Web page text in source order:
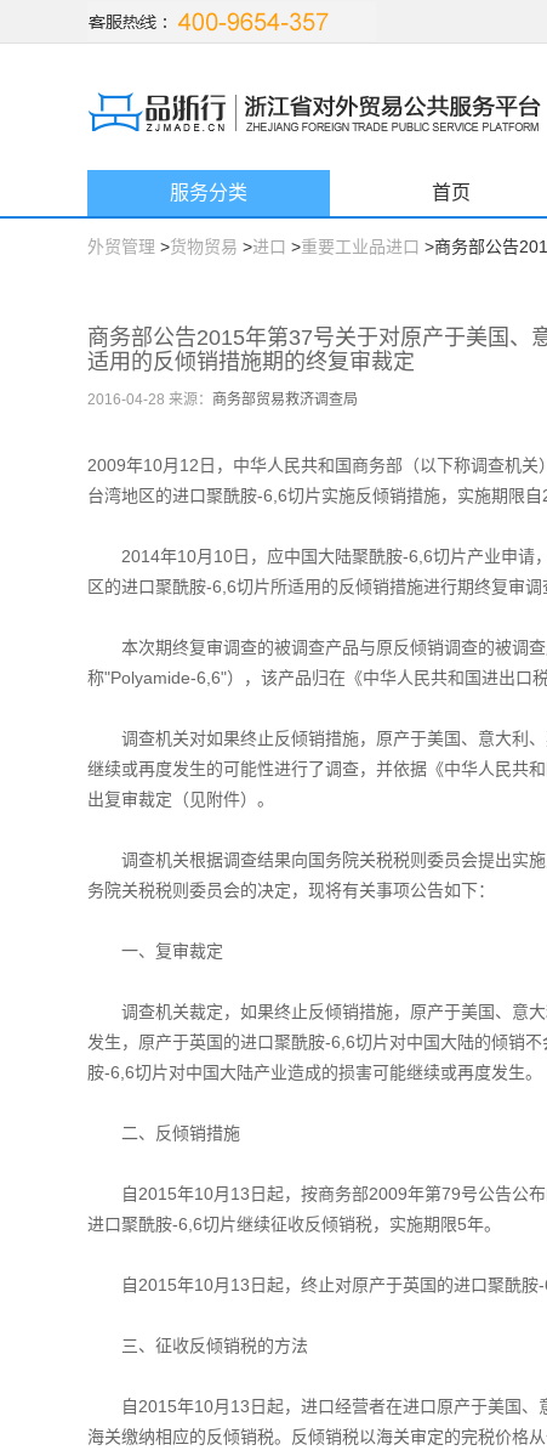
服务分类 首页
外贸管理 >货物贸易 >进口 >重要工业品进口 >商务部公告
商务部公告2015年第37号关于对原产于美国、
适用的反倾销措施期的终复审裁定
2016-04-28 来源： 商务部贸易救济调查局
2009年10月12日，中华人民共和国商务部（以下称调查机
台湾地区的进口聚酰胺-6,6切片实施反倾销措施，实施期限自
2014年10月10日，应中国大陆聚酰胺-6,6切片产业申请
区的进口聚酰胺-6,6切片所适用的反倾销措施进行期终复审调
本次期终复审调查的被调查产品与原反倾销调查的被调查
称"Polyamide-6,6"），该产品归在《中华人民共和国进出口
调查机关对如果终止反倾销措施，原产于美国、意大利、
继续或再度发生的可能性进行了调查，并依据《中华人民共
出复审裁定（见附件）。
调查机关根据调查结果向国务院关税税则委员会提出实施
务院关税税则委员会的决定，现将有关事项公告如下：
一、复审裁定
调查机关裁定，如果终止反倾销措施，原产于美国、意大
发生，原产于英国的进口聚酰胺-6,6切片对中国大陆的倾销
胺-6,6切片对中国大陆产业造成的损害可能继续或再度发生。
二、反倾销措施
自2015年10月13日起，按商务部2009年第79号公告公布
进口聚酰胺-6,6切片继续征收反倾销税，实施期限5年。
自2015年10月13日起，终止对原产于英国的进口聚酰胺-
三、征收反倾销税的方法
自2015年10月13日起，进口经营者在进口原产于美国、
海关缴纳相应的反倾销税。反倾销税以海关审定的完税价格